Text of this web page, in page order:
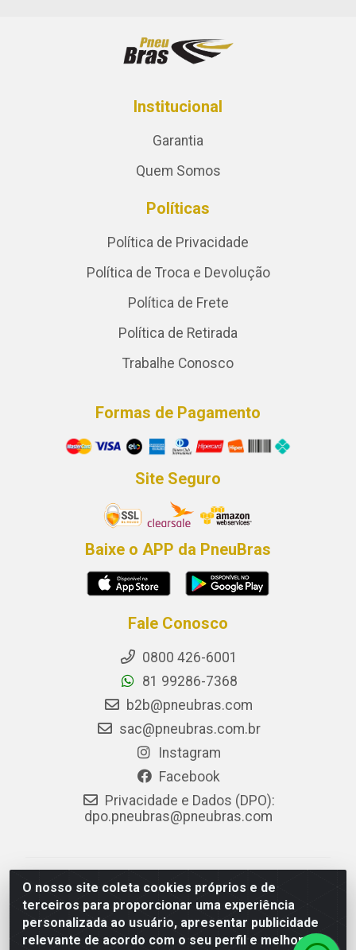
O nosso site coleta cookies próprios e de
terceiros para proporcionar uma experiência
personalizada ao usuário, apresentar publicidade
relevante de acordo com o seu perfil e melhorar a
Institucional
Garantia
Quem Somos
Políticas
Política de Privacidade
Política de Troca e Devolução
Política de Frete
Política de Retirada
Trabalhe Conosco
Formas de Pagamento
Site Seguro
Baixe o APP da PneuBras
Fale Conosco
0800 426-6001
81 99286-7368
b2b@pneubras.com
sac@pneubras.com.br
Instagram
Facebook
Privacidade e Dados (DPO):
dpo.pneubras@pneubras.com
PneuBras - Rodovia BR-101, KM 82 - Prazeres,
Jaboatão dos Guararapes/PE - CEP 54.335-000 - CNPJ
08.678.386/0001-05 - Pneubras Comércio de Pneus
Ltda